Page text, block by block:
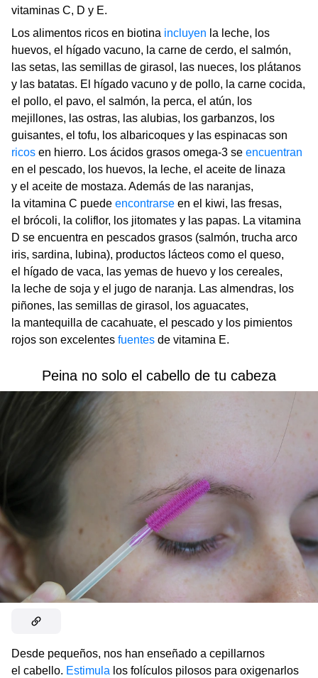
vitaminas C, D y E.
Los alimentos ricos en biotina incluyen la leche, los
huevos, el hígado vacuno, la carne de cerdo, el salmón,
las setas, las semillas de girasol, las nueces, los plátanos
y las batatas. El hígado vacuno y de pollo, la carne cocida,
el pollo, el pavo, el salmón, la perca, el atún, los
mejillones, las ostras, las alubias, los garbanzos, los
guisantes, el tofu, los albaricoques y las espinacas son
ricos en hierro. Los ácidos grasos omega-3 se encuentran
en el pescado, los huevos, la leche, el aceite de linaza
y el aceite de mostaza. Además de las naranjas,
la vitamina C puede encontrarse en el kiwi, las fresas,
el brócoli, la coliflor, los jitomates y las papas. La vitamina
D se encuentra en pescados grasos (salmón, trucha arco
iris, sardina, lubina), productos lácteos como el queso,
el hígado de vaca, las yemas de huevo y los cereales,
la leche de soja y el jugo de naranja. Las almendras, los
piñones, las semillas de girasol, los aguacates,
la mantequilla de cacahuate, el pescado y los pimientos
rojos son excelentes fuentes de vitamina E.
Peina no solo el cabello de tu cabeza
Desde pequeños, nos han enseñado a cepillarnos
el cabello. Estimula los folículos pilosos para oxigenarlos